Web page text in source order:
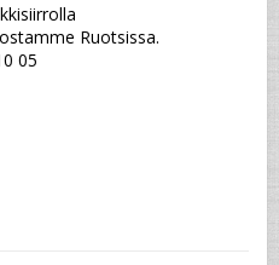
Ruotsissa.
05